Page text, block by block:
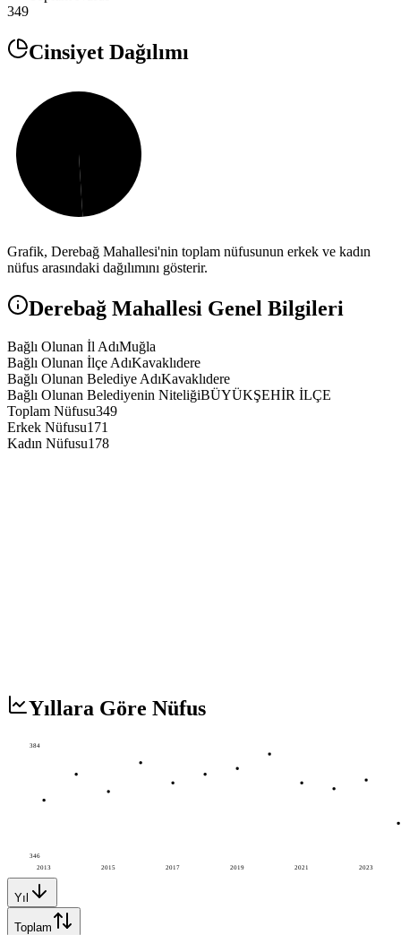
349
Cinsiyet Dağılımı
Grafik, Derebağ Mahallesi'nin toplam nüfusunun erkek ve kadın
nüfus arasındaki dağılımını gösterir.
Derebağ Mahallesi Genel Bilgileri
Bağlı Olunan İl AdıMuğla
Bağlı Olunan İlçe AdıKavaklıdere
Bağlı Olunan Belediye AdıKavaklıdere
Bağlı Olunan Belediyenin NiteliğiBÜYÜKŞEHİR İLÇE
Toplam Nüfusu349
Erkek Nüfusu171
Kadın Nüfusu178
Yıllara Göre Nüfus
2013 2015 2017 2019 2021 2023
384
346
Yıl
Toplam